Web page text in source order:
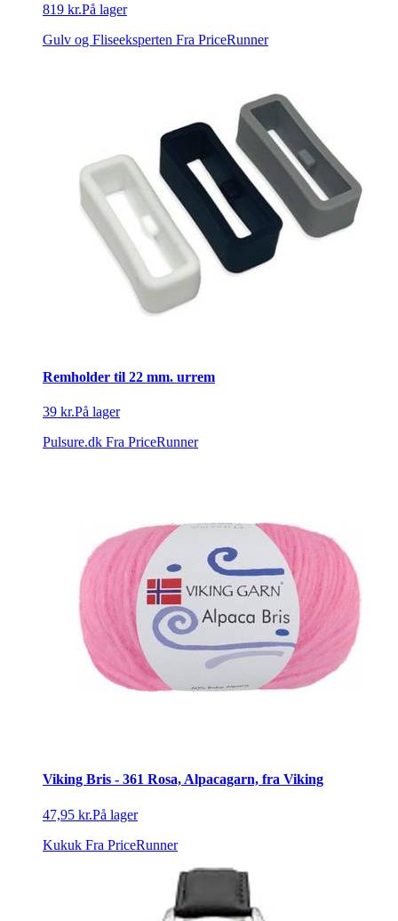
819 kr.På lager
Gulv og Fliseeksperten Fra PriceRunner
Remholder til 22 mm. urrem
39 kr.På lager
Pulsure.dk Fra PriceRunner
Viking Bris - 361 Rosa, Alpacagarn, fra Viking
47,95 kr.På lager
Kukuk Fra PriceRunner